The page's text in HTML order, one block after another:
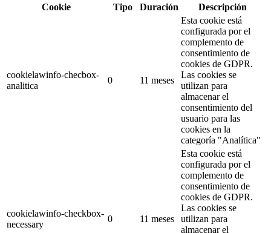
Cookie
Tipo Duración Descripción
cookielawinfo-checbox-
analitica
0 11 meses
Esta cookie está
configurada por el
complemento de
consentimiento de
cookies de GDPR.
Las cookies se
utilizan para
almacenar el
consentimiento del
usuario para las
cookies en la
categoría "Analítica"
cookielawinfo-checkbox-
necessary
0 11 meses
Esta cookie está
configurada por el
complemento de
consentimiento de
cookies de GDPR.
Las cookies se
utilizan para
almacenar el